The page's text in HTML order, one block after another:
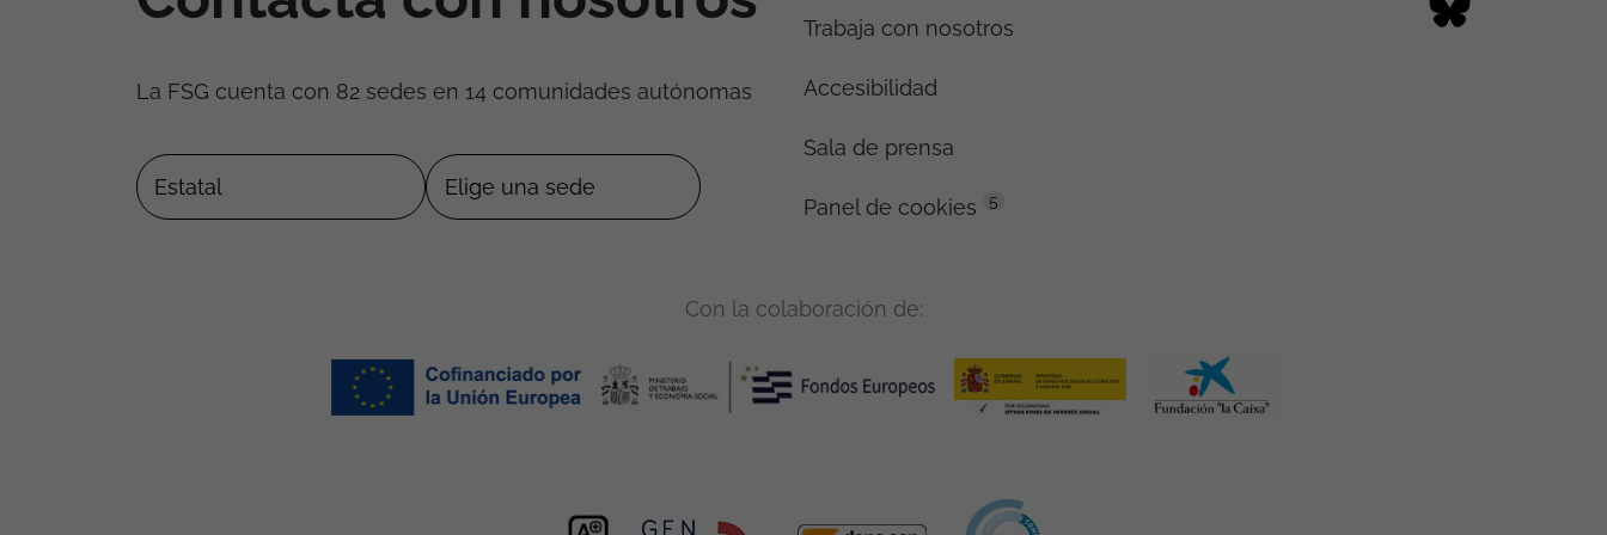
La FSG cuenta con 82 sedes en 14 comunidades autónomas
Trabaja con nosotros
Accesibilidad
Sala de prensa
Panel de cookies 5
Con la colaboración de: